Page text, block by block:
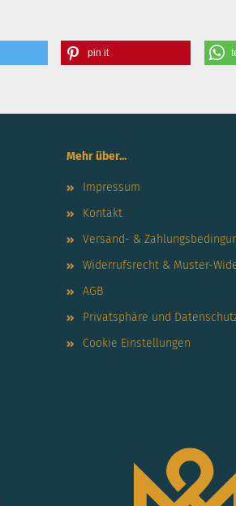
pin it
Mehr über...
Impressum
Kontakt
Versand- &
Widerrufsrecht & Muster-
AGB
Privatsphäre und
Cookie Einstellungen